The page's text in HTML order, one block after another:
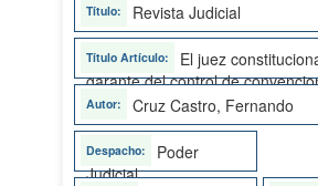
Revista Judicial
El juez
garante del control de
Cruz Castro, Fernando
Poder
Judicial